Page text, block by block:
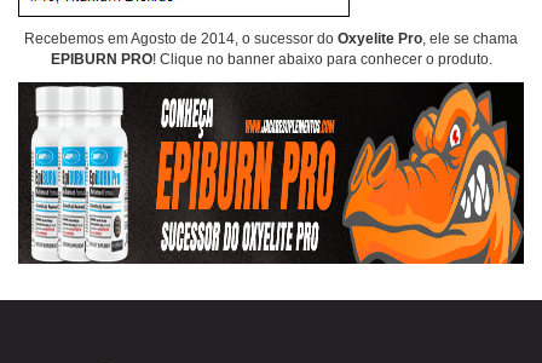
Recebemos em Agosto de 2014, o sucessor do Oxyelite Pro , ele se chama
EPIBURN PRO! Clique no banner abaixo para conhecer o produto.